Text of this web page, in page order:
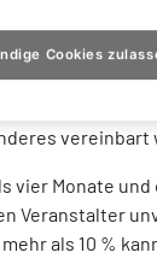
und
vereinbart
Monate
Veranstalter
als 10 %
Cookies